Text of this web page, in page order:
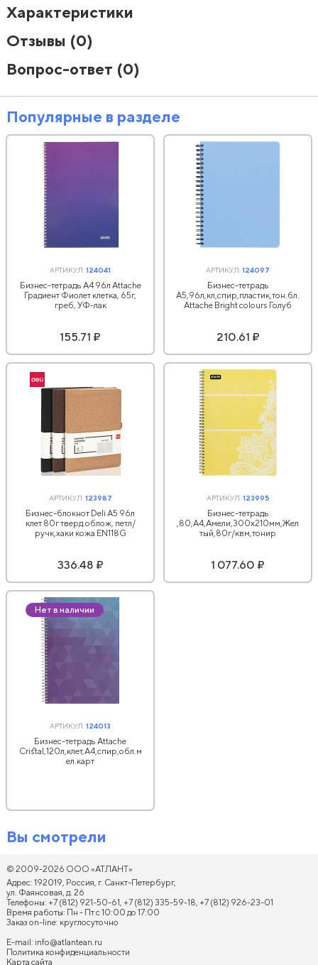
Характеристики
Отзывы (0)
Вопрос-ответ (0)
Популярные в разделе
АРТИКУЛ:124041
Бизнес-тетрадь А4 96л Attache
Градиент Фиолет клетка, 65г,
греб, УФ-лак
155.71 ₽
АРТИКУЛ:124097
Бизнес-тетрадь
А5,96л,кл,спир,пластик,тон.бл.
Attache Bright colours Голуб
210.61 ₽
АРТИКУЛ:123987
Бизнес-блокнот Deli А5 96л
клет 80г тверд.облож, петл/
ручк,хаки кожа EN118G
336.48 ₽
АРТИКУЛ:123995
Бизнес-тетрадь
,80,А4,Амели,300х210мм,Жел
тый,80г/квм,тонир
1 077.60 ₽
Нет в наличии
АРТИКУЛ:124013
Бизнес-тетрадь Attache
Cristal,120л,клет,А4,спир,обл.м
ел.карт
Вы смотрели
© 2009-2026 ООО «АТЛАНТ»
Адрес: 192019, Россия, г. Санкт-Петербург,
ул. Фаянсовая, д. 26
Телефоны: +7 (812) 921-50-61, +7 (812) 335-59-18, +7 (812) 926-23-01
Время работы: Пн - Пт с 10:00 до 17:00
Заказ on-line: круглосуточно
E-mail: info@atlantean.ru
Политика конфиденциальности
Карта сайта